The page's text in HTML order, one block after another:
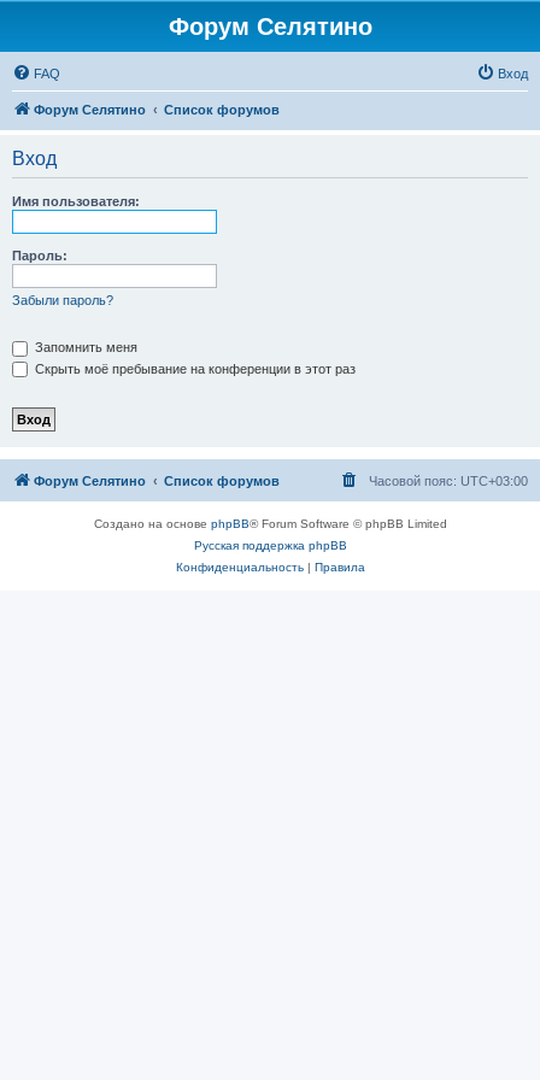
Форум Селятино
FAQ Вход
Форум Селятино Список форумов
Вход
Имя пользователя:
Пароль:
Забыли пароль?
Запомнить меня
Скрыть моё пребывание на конференции в этот раз
Форум Селятино Список форумов Часовой пояс: UTC+03:00
Создано на основе phpBB® Forum Software © phpBB Limited
Русская поддержка phpBB
Конфиденциальность| Правила